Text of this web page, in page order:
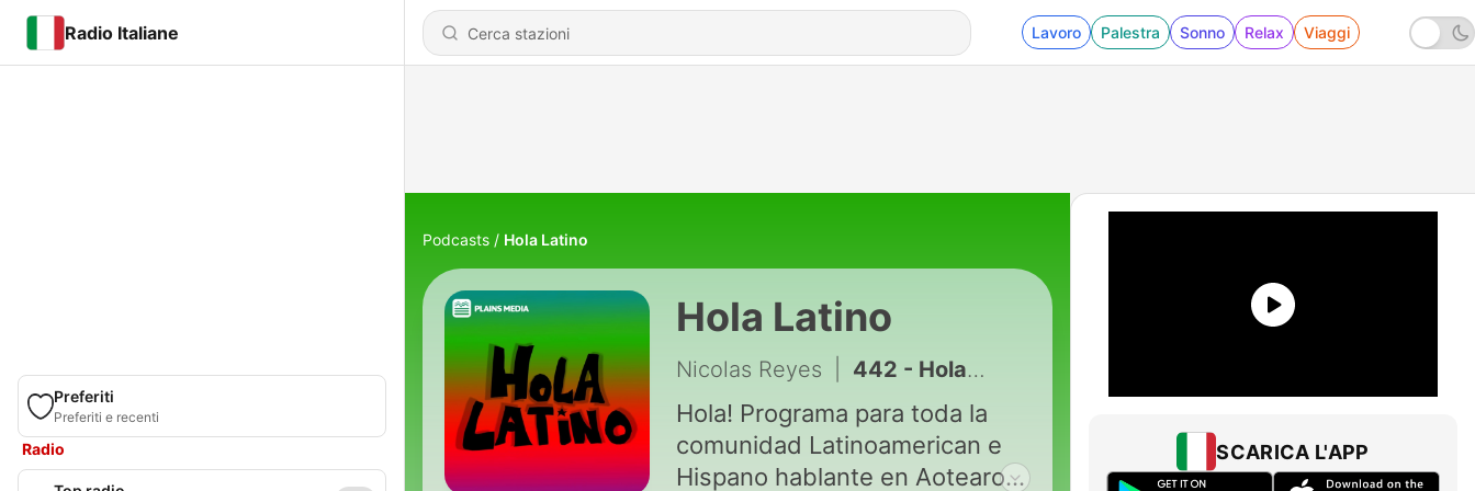
Radio Italiane Lavoro Palestra Sonno Relax Viaggi
Preferiti
Preferiti e recenti
Radio
Podcasts Hola Latino
Hola Latino
Nicolas Reyes 442 - Hola Latino - Hola Latino 8vo Anniversario - Chao Latino!
Hola! Programa para toda la
comunidad Latinoamerican e
Hispano hablante en Aotearoa!
SCARICA L'APP